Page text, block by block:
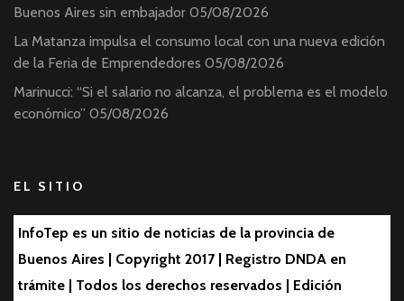
Buenos Aires sin embajador 05/08/2026
La Matanza impulsa el consumo local con una nueva edición
de la Feria de Emprendedores 05/08/2026
Marinucci: “Si el salario no alcanza, el problema es el modelo
económico” 05/08/2026
EL SITIO
InfoTep es un sitio de noticias de la provincia de
Buenos Aires | Copyright 2017 | Registro DNDA en
trámite | Todos los derechos reservados | Edición